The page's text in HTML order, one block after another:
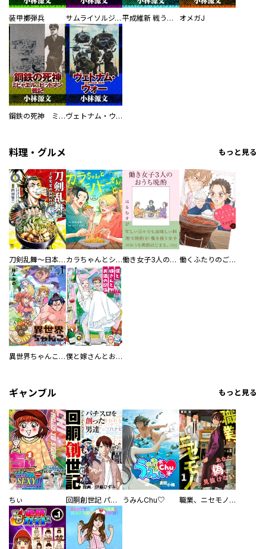
装甲擲弾兵 サムライソルジャー SAMURAI SOLDIER 平成維新 戦う自衛隊 オメガJ
鋼鉄の死神 ミヒャエル・ビットマン戦記 ヴェトナム・ウォー VIETNAM WAR
料理・グルメ もっと見る
刀剣乱舞～日本号つれづれ酒～ カラちゃんとシトーさんと、 【分冊版】 働き女子3人のおうち晩酌 働くふたりのごほうび飯
異世界ちゃんこ～横綱目前に召喚されたんだが～ 【連載版】 僕と嫁さんとお酒の関係
ギャンブル もっと見る
ちぃ 回胴創世記 パチスロを創った男達 うみんChu♡ 職業、ニセモノ～あなたに偽は見抜けない【電子単行本版】